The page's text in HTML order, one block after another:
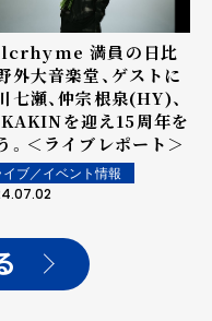
満員の日比
外大音楽堂、ゲストに
七瀬、仲宗根泉(HY)、
を迎え15周年を
。＜ライブレポート＞
イブ／イベント情報